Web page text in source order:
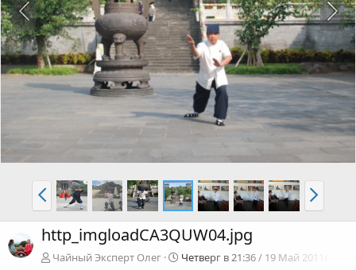
http_imgloadCA3QUW04.jpg
Чайный Эксперт Олег Четверг в 21:36 / 19 Май 2011г.